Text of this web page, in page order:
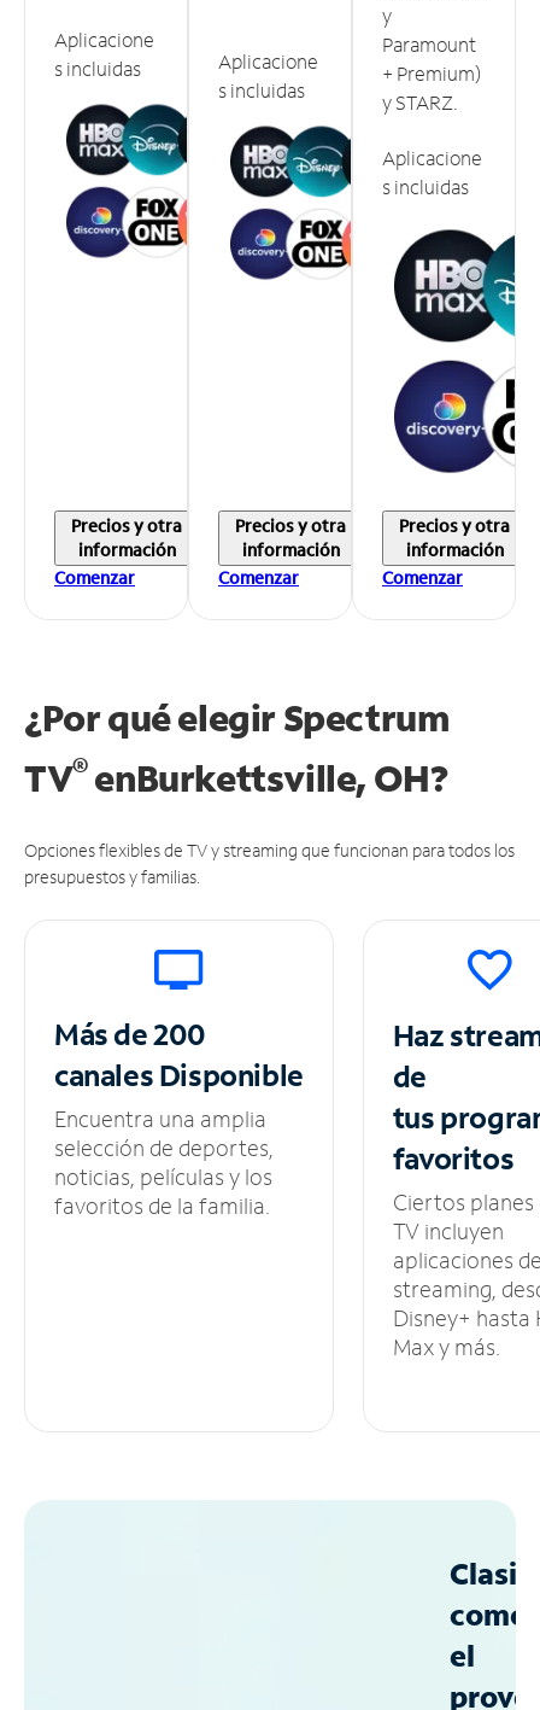
Aplicacione
s incluidas
Precios y otra
información
Comenzar
Aplicacione
s incluidas
Precios y otra
información
Comenzar
y
Paramount
+ Premium)
y STARZ.
Aplicacione
s incluidas
Precios y otra
información
Comenzar
¿Por qué elegir Spectrum
TV®enBurkettsville, OH?
Opciones flexibles de TV y streaming que funcionan para todos los
presupuestos y familias.
Más de 200
canalesDisponible
Encuentra una amplia
selección de deportes,
noticias, películas y los
favoritos de la familia.
Haz
de
tus
favoritos
Ciertos planes
TV incluyen
aplicaciones
streaming,
Disney+ hasta
Max y más.
como
el